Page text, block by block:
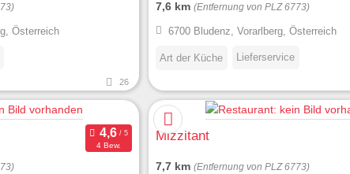
Österreich
26
7,6 km (Entfernung von PLZ 6773)
6700 Bludenz, Vorarlberg, Österreich
Art der Küche Lieferservice
4 Bew.
Mizzitant
7,7 km (Entfernung von PLZ 6773)